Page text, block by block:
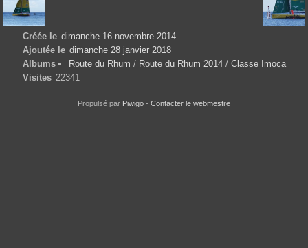
Créée le dimanche 16 novembre 2014
Ajoutée le dimanche 28 janvier 2018
Albums
Route du Rhum / Route du Rhum 2014 / Classe Imoca
Visites 22341
Propulsé par Piwigo - Contacter le webmestre